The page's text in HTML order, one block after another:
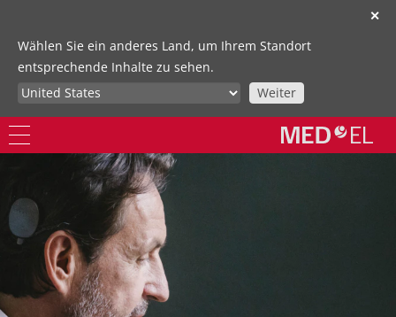
✕
Wählen Sie ein anderes Land, um Ihrem Standort
entsprechende Inhalte zu sehen.
Weiter